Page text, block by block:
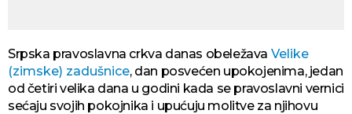
Srpska pravoslavna crkva danas obeležava Velike
(zimske) zadušnice, dan posvećen upokojenima, jedan
od četiri velika dana u godini kada se pravoslavni vernici
sećaju svojih pokojnika i upućuju molitve za njihovu